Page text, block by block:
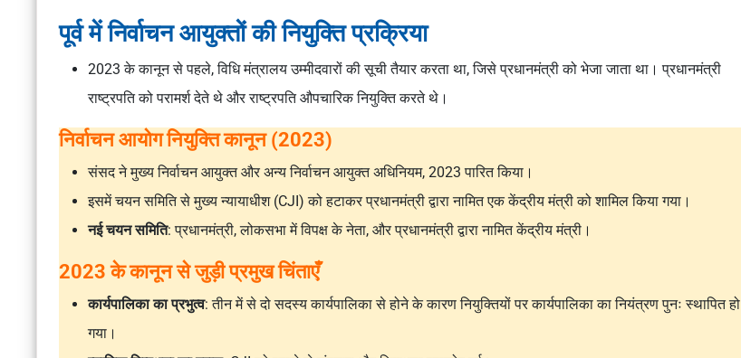
पूर्व में निर्वाचन आयुक्तों की नियुक्ति प्रक्रिया
2023 के कानून से पहले, विधि मंत्रालय उम्मीदवारों की सूची तैयार करता था, जिसे प्रधानमंत्री को भेजा जाता था। प्रधानमंत्री
राष्ट्रपति को परामर्श देते थे और राष्ट्रपति औपचारिक नियुक्ति करते थे।
निर्वाचन आयोग नियुक्ति कानून (2023)
संसद नेमुख्य निर्वाचन आयुक्त और अन्य निर्वाचन आयुक्त अधिनियम, 2023 पारित किया।
इसमें चयन समिति सेमुख्य न्यायाधीश (CJI) को हटाकर प्रधानमंत्री द्वारा नामित एक केंद्रीय मंत्री को शामिल किया गया।
नई चयन समिति: प्रधानमंत्री, लोकसभा में विपक्ष के नेता, और प्रधानमंत्री द्वारा नामित केंद्रीय मंत्री।
2023 के कानून से जुड़ी प्रमुख चिंताएँ
कार्यपालिका का प्रभुत्व: तीन में से दो सदस्य कार्यपालिका से होने के कारण नियुक्तियों पर कार्यपालिका का नियंत्रण पुनः स्थापित हो
गया।